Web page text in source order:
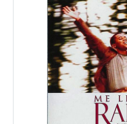
デイブレイク （1993）
ジャッジメント・ナイ
ア・フュー・グッドメ
ファイティング・キッ
ボーイズ’ン・ザ・フッ
星の王子ニューヨーク
冒険野郎マクガイバー